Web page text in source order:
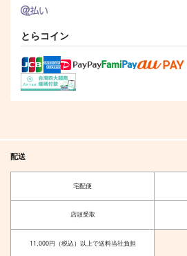
サンプル
作品詳細
甘雨
ゴリラがぼっち
囚われたのは
nmtk
とらコイン
配送
宅配便
店頭受取
11,000円（税込）以上で送料当社負担